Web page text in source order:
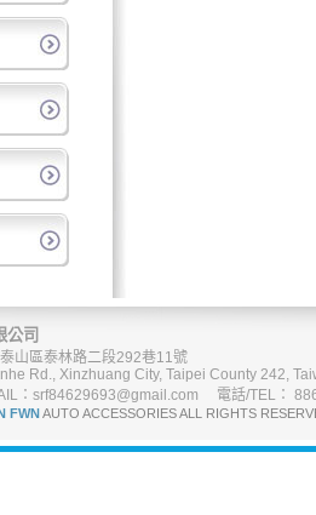
公司
山區泰林路二段292巷11號
Rd., Xinzhuang City, Taipei County 242,
：srf84629693@gmail.com 電話/TEL：
FWNAUTO ACCESSORIES ALL RIGHTS